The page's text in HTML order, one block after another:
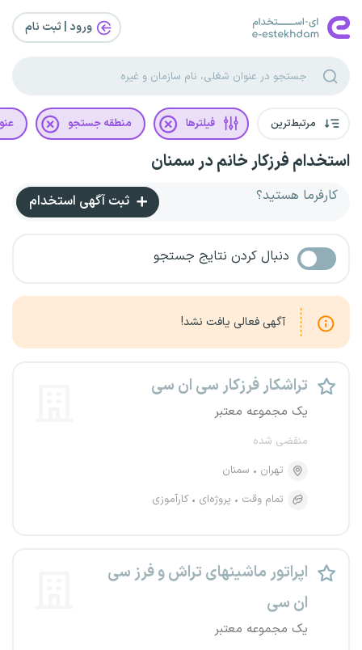
ورود | ثبت‌ نام
مرتبط‌ترین فیلترها منطقه جستجو
استخدام فرزکار خانم در سمنان
کارفرما هستید؟ ثبت آگهی استخدام
دنبال کردن نتایج جستجو
آگهی فعالی یافت نشد!
تراشکار فرزکار سی ان سی
یک مجموعه معتبر
منقضی شده
تهران
سمنان
تمام وقت
پروژه‌ای کارآموزی
اپراتور ماشینهای تراش و فرز سی
ان سی
یک مجموعه معتبر